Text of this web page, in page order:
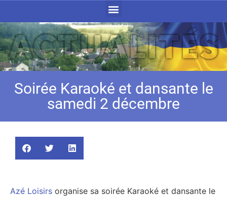
Soirée Karaoké et dansante le
samedi 2 décembre
Azé Loisirs organise sa soirée Karaoké et dansante le